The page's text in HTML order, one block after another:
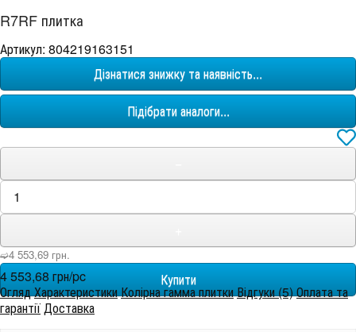
R7RF плитка
Артикул: 804219163151
Дізнатися знижку та наявність...
Підібрати аналоги...
➫4 553,69 грн.
4 553,68 грн/pc
ОглядХарактеристикиКолірна гамма плиткиВідгуки (5)Оплата та
гарантії Доставка